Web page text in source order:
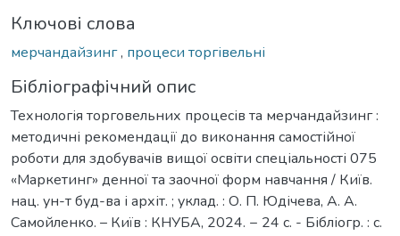
Ключові слова
мерчандайзинг, процеси торгівельні
Бібліографічний опис
Технологія торговельних процесів та мерчандайзинг :
методичні рекомендації до виконання самостійної
роботи для здобувачів вищої освіти спеціальності 075
«Маркетинг» денної та заочної форм навчання / Київ.
нац. ун-т буд-ва і архіт. ; уклад. : О. П. Юдічева, А. А.
Самойленко. – Київ : КНУБА, 2024. − 24 с. - Бібліогр. : с.